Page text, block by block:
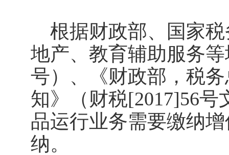
根据财政部、国家
地产、教育辅助服务
号）、《财政部，税
知》（财税[2017]56号
品运行业务需要缴纳
纳。